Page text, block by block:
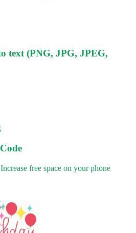
text (PNG, JPG, JPEG,
free space on your phone